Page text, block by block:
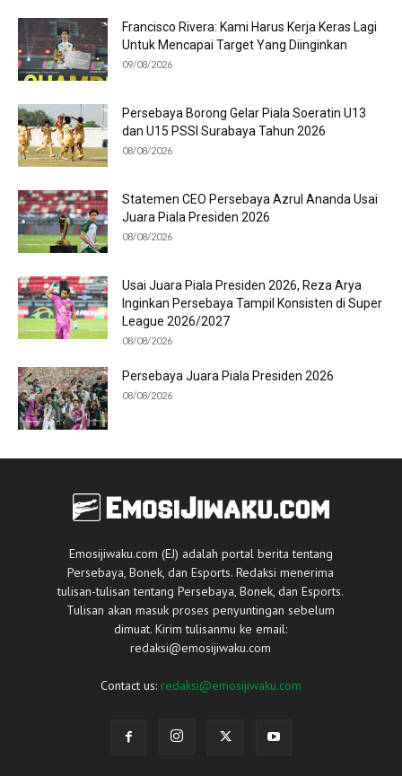
Francisco Rivera: Kami Harus Kerja Keras Lagi
Untuk Mencapai Target Yang Diinginkan
09/08/2026
Persebaya Borong Gelar Piala Soeratin U13
dan U15 PSSI Surabaya Tahun 2026
08/08/2026
Statemen CEO Persebaya Azrul Ananda Usai
Juara Piala Presiden 2026
08/08/2026
Usai Juara Piala Presiden 2026, Reza Arya
Inginkan Persebaya Tampil Konsisten di Super
League 2026/2027
08/08/2026
Persebaya Juara Piala Presiden 2026
08/08/2026
Emosijiwaku.com (EJ) adalah portal berita tentang
Persebaya, Bonek, dan Esports. Redaksi menerima
tulisan-tulisan tentang Persebaya, Bonek, dan Esports.
Tulisan akan masuk proses penyuntingan sebelum
dimuat. Kirim tulisanmu ke email:
redaksi@emosijiwaku.com
Contact us: redaksi@emosijiwaku.com